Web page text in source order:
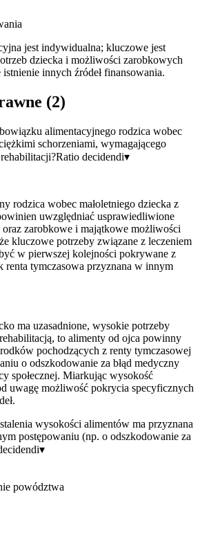
jest indywidualna; kluczowe jest
dziecka i możliwości zarobkowych
innych źródeł finansowania.
(2)
alimentacyjnego rodzica wobec
schorzeniami, wymagającego
Ratio decidendi▾
rodzica wobec małoletniego dziecka z
uwzględniać usprawiedliwione
zarobkowe i majątkowe możliwości
kluczowe potrzeby związane z leczeniem
w pierwszej kolejności pokrywane z
renta tymczasowa przyznana w innym
ma uzasadnione, wysokie potrzeby
to alimenty od ojca powinny
pochodzących z renty tymczasowej
o odszkodowanie za błąd medyczny
społecznej. Miarkując wysokość
uwagę możliwość pokrycia specyficznych
wysokości alimentów ma przyznana
postępowaniu (np. o odszkodowanie za
▾
powództwa